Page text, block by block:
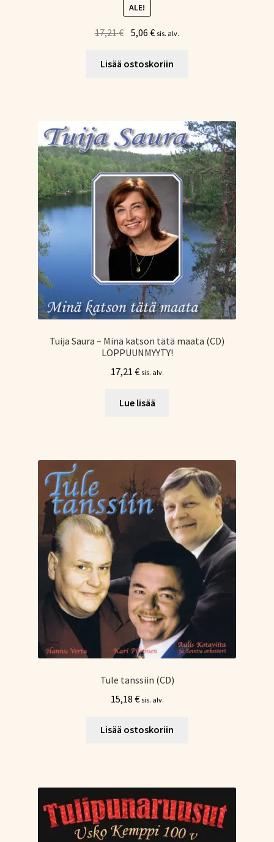
ALE!
17,21€ Alkuperäinen
oli:
5,06€Nykyinen
on:
sis. alv.
Lisää ostoskoriin
Tuija Saura – Minä katson tätä maata (CD)
LOPPUUNMYYTY!
17,21 € sis. alv.
Lue lisää
Tule tanssiin (CD)
15,18 € sis. alv.
Lisää ostoskoriin